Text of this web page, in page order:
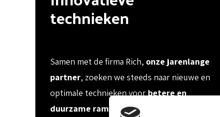
technieken
Samen met de firma Rich, onze jarenlange
partner, zoeken we steeds naar nieuwe en
optimale technieken voorbetere en
duurzame ramen en deuren